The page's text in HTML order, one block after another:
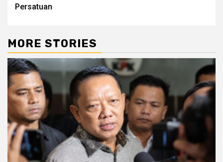
Persatuan
MORE STORIES